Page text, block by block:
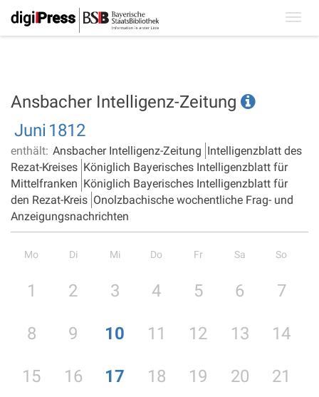
Ansbacher Intelligenz-Zeitung
Juni 1812
enthält: Ansbacher Intelligenz-Zeitung Intelligenzblatt des
Rezat-Kreises Königlich Bayerisches Intelligenzblatt für
Mittelfranken Königlich Bayerisches Intelligenzblatt für
den Rezat-Kreis Onolzbachische wochentliche Frag- und
Anzeigungsnachrichten
Mo Di Mi Do Fr Sa So
1 2 3 4 5 6 7
8 9 10 11 12 13 14
15 16 17 18 19 20 21